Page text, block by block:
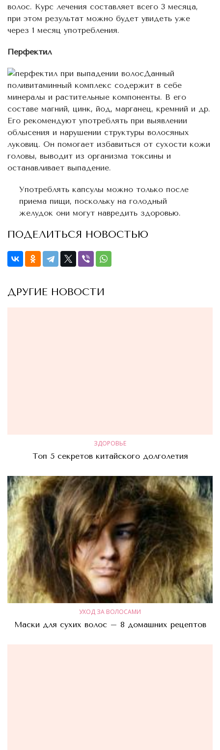
волос. Курс лечения составляет всего 3 месяца,
при этом результат можно будет увидеть уже
через 1 месяц употребления.
Перфектил
Данный
поливитаминный комплекс содержит в себе
минералы и растительные компоненты. В его
составе магний, цинк, йод, марганец, кремний и др.
Его рекомендуют употреблять при выявлении
облысения и нарушении структуры волосяных
луковиц. Он помогает избавиться от сухости кожи
головы, выводит из организма токсины и
останавливает выпадение.
Употреблять капсулы можно только после
приема пищи, поскольку на голодный
желудок они могут навредить здоровью.
ПОДЕЛИТЬСЯ НОВОСТЬЮ
ДРУГИЕ НОВОСТИ
ЗДОРОВЬЕ
Топ 5 секретов китайского долголетия
УХОД ЗА ВОЛОСАМИ
Маски для сухих волос – 8 домашних рецептов